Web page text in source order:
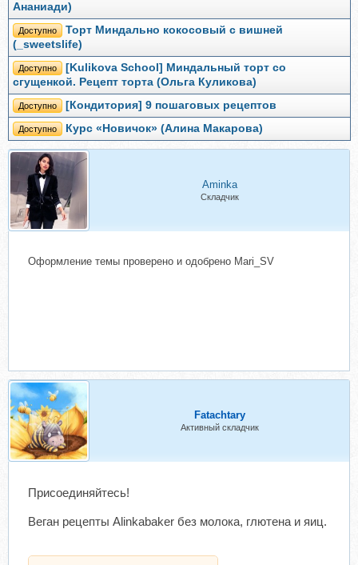
Ананиади)
Доступно
Торт Миндально кокосовый с вишней
(_sweetslife)
Доступно
[Kulikova School] Миндальный торт со
сгущенкой. Рецепт торта (Ольга Куликова)
Доступно [Кондитория] 9 пошаговых рецептов
Доступно Курс «Новичок» (Алина Макарова)
Aminka
Складчик
Оформление темы проверено и одобрено Mari_SV
Fatachtary
Активный складчик
Присоединяйтесь!
Веган рецепты Alinkabaker без молока, глютена и яиц.